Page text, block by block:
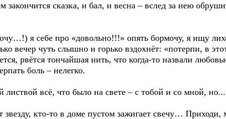
закончится сказка, и бал, и весна – вслед за нею
я себе про «довольно!!!» опять бормочу, я ищу
вечер чуть слышно и горько вздохнёт: «потерпи, в
рвётся тончайшая нить, что когда-то назвали
боль – нелегко.
листвой всё, что было на свете – с тобой и со мной, но...
кто-то в доме пустом зажигает свечу…